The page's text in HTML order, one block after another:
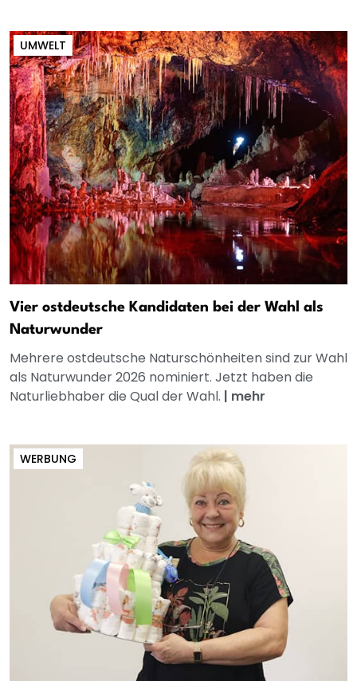
UMWELT
Vier ostdeutsche Kandidaten bei der Wahl als
Naturwunder
Mehrere ostdeutsche Naturschönheiten sind zur Wahl
als Naturwunder 2026 nominiert. Jetzt haben die
Naturliebhaber die Qual der Wahl. | mehr
WERBUNG